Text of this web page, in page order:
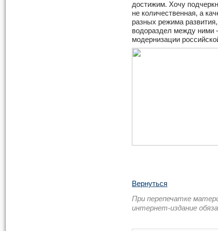
достижим. Хочу
не количественная, а
разных режима
водораздел между ними
модернизации
Вернуться
При перепечатке
интернет-издание